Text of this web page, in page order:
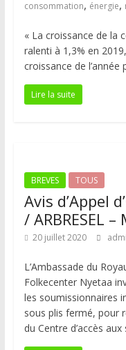
consommation, énergie,
« La croissance de la
ralenti à 1,3% en
croissance de l’année
Lire la suite
BREVES TOUS
Avis d’Appel
/ ARBRESEL –
20 juillet 2020
L’Ambassade du
Folkecenter Nyetaa
les soumissionnaires
sous plis fermé, pour
du Centre d’accès